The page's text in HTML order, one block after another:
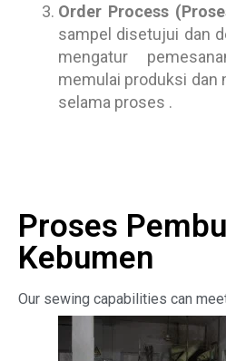
Order Process
sampel disetujui dan
mengatur
memulai produksi dan
selama proses .
Proses
Kebumen
Our sewing capabilities can